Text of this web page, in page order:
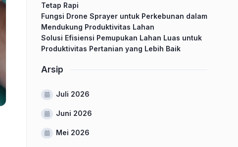
Tetap Rapi
Fungsi Drone Sprayer untuk Perkebunan dalam
Mendukung Produktivitas Lahan
Solusi Efisiensi Pemupukan Lahan Luas untuk
Produktivitas Pertanian yang Lebih Baik
Arsip
Juli 2026
Juni 2026
Mei 2026